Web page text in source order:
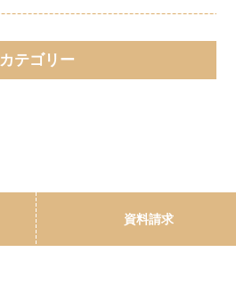
資料請求
カテゴリー
アーカイブ